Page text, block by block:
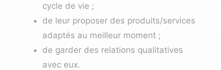
cycle de vie ;
de leur proposer des produits/services
adaptés au meilleur moment ;
de garder des relations qualitatives
avec eux.